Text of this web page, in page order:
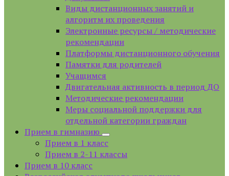
Виды дистанционных занятий и
алгоритм их проведения
Электронные ресурсы / методические
рекомендации
Платформы дистанционного обучения
Памятки для родителей
Учащимся
Двигательная активность в период ДО
Методические рекомендации
Меры социальной поддержки для
отдельной категории граждан
Прием в гимназию
Прием в 1 класс
Прием в 2-11 классы
Прием в 10 класс